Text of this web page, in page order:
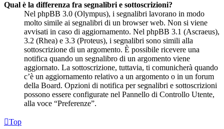
Qual è la differenza fra segnalibri e sottoscrizioni?
Nel phpBB 3.0 (Olympus), i segnalibri lavorano in modo
molto simile ai segnalibri di un browser web. Non si viene
avvisati in caso di aggiornamento. Nel phpBB 3.1 (Ascraeus),
3.2 (Rhea) e 3.3 (Proteus), i segnalibri sono simili alla
sottoscrizione di un argomento. È possibile ricevere una
notifica quando un segnalibro di un argomento viene
aggiornato. La sottoscrizione, tuttavia, ti comunicherà quando
c’è un aggiornamento relativo a un argomento o in un forum
della Board. Opzioni di notifica per segnalibri e sottoscrizioni
possono essere configurate nel Pannello di Controllo Utente,
alla voce “Preferenze”.
Top